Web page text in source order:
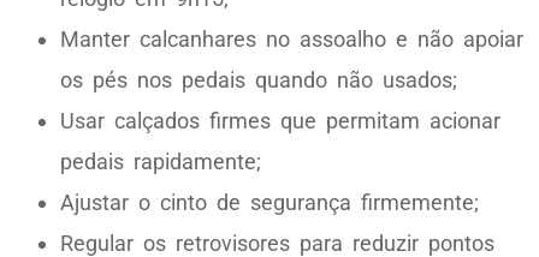
Manter calcanhares no assoalho e não apoiar
os pés nos pedais quando não usados;
Usar calçados firmes que permitam acionar
pedais rapidamente;
Ajustar o cinto de segurança firmemente;
Regular os retrovisores para reduzir pontos